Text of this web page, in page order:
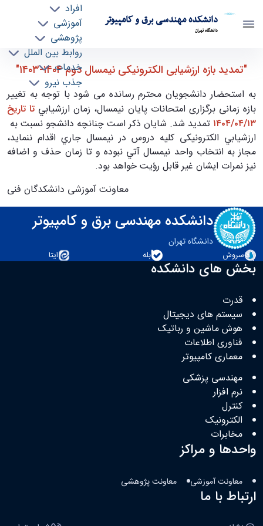
دانشکده مهندسی برق و کامپیوتر
دانشگاه تهران
افراد
آموزشی
پژوهشی
روابط بین الملل
خدمات
جذب نیرو
"تمدید بازه ارزشیابی الکترونیکی نیمسال دوم
۱۴۰۴-۱۴۰۳" - ece- دانشکده مهندسی برق و
کامپیوتر
"تمدید بازه ارزشیابی الکترونیکی نیمسال دوم ۱۴۰۴-۱۴۰۳"
به استحضار دانشجویان محترم رسانده می شود با توجه به تغییر
بازه زمانی برگزاری امتحانات پایان نیمسال، زمان ارزشيابي تا تاريخ
۱۴۰۴/۰۴/۱۳ تمدید شد. شایان ذکر است چنانچه دانشجو نسبت به
ارزشيابي الکترونیکی کلیه دروس در نيمسال جاري اقدام ننمايد،
مجاز به انتخاب واحد نیمسال آتي نبوده و تا زمان حذف و اضافه
نيز نمرات ايشان غير قابل رؤيت خواهد بود.
معاونت آموزشی دانشکدگان فنی
دانشکده مهندسی برق و کامپیوتر
دانشگاه تهران
سروش
بله ایتا
بخش های دانشکده
قدرت
سیستم های دیجیتال
هوش ماشین و رباتیک
فناوری اطلاعات
معماری کامپیوتر
مهندسی پزشکی
نرم افزار
کنترل
الکترونیک
مخابرات
واحدها و مراکز
معاونت آموزشی معاونت پژوهشی
ارتباط با ما